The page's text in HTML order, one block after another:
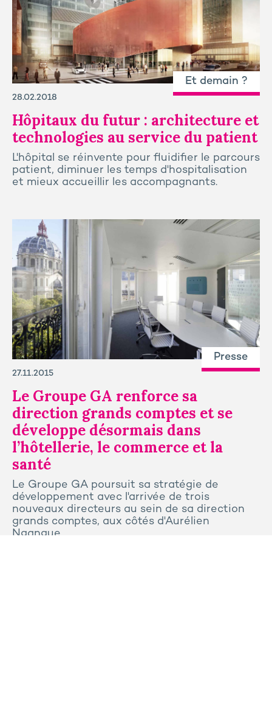
Et demain ?
28.02.2018
Hôpitaux du futur : architecture et
technologies au service du patient
L'hôpital se réinvente pour fluidifier le parcours
patient, diminuer les temps d'hospitalisation
et mieux accueillir les accompagnants.
Presse
27.11.2015
Le Groupe GA renforce sa
direction grands comptes et se
développe désormais dans
l’hôtellerie, le commerce et la
santé
Le Groupe GA poursuit sa stratégie de
développement avec l'arrivée de trois
nouveaux directeurs au sein de sa direction
grands comptes, aux côtés d'Aurélien
Ngangue.